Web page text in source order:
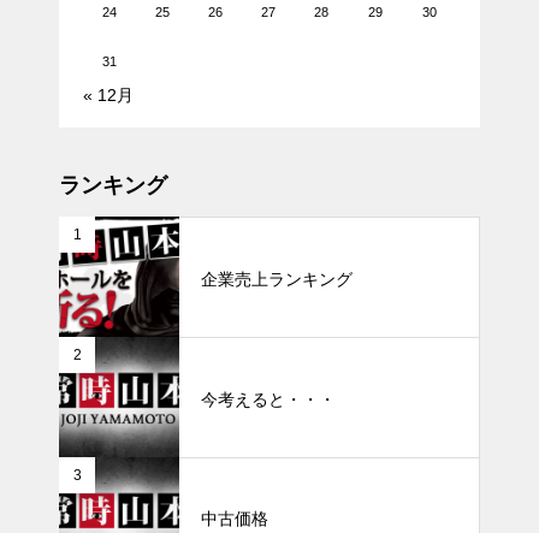
24 25 26 27 28 29 30
31
« 12月
ランキング
1
企業売上ランキング
2
今考えると・・・
3
中古価格